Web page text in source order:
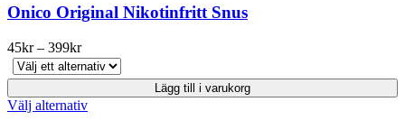
har
flera
De
olika
kan
Onico Original Nikotinfritt Snus
45kr – 399krPrisintervall:
45kr
till
399kr
Lägg till i varukorg
Välj alternativDen